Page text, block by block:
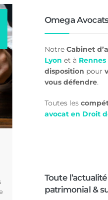
Omega
NotreCabinet
Lyon et à Rennes
disposition pour
vous défendre.
Toutes les
avocat en Droit
Toute
patrimonial &